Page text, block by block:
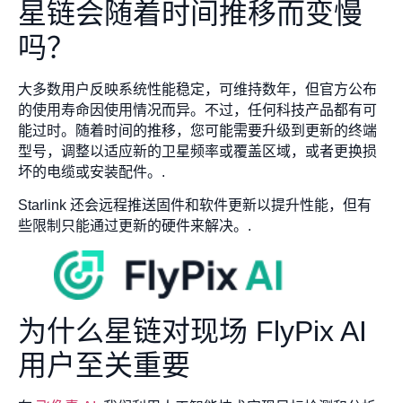
星链会随着时间推移而变慢
吗？
大多数用户反映系统性能稳定，可维持数年，但官方公布
的使用寿命因使用情况而异。不过，任何科技产品都有可
能过时。随着时间的推移，您可能需要升级到更新的终端
型号，调整以适应新的卫星频率或覆盖区域，或者更换损
坏的电缆或安装配件。.
Starlink 还会远程推送固件和软件更新以提升性能，但有
些限制只能通过更新的硬件来解决。.
为什么星链对现场 FlyPix AI
用户至关重要